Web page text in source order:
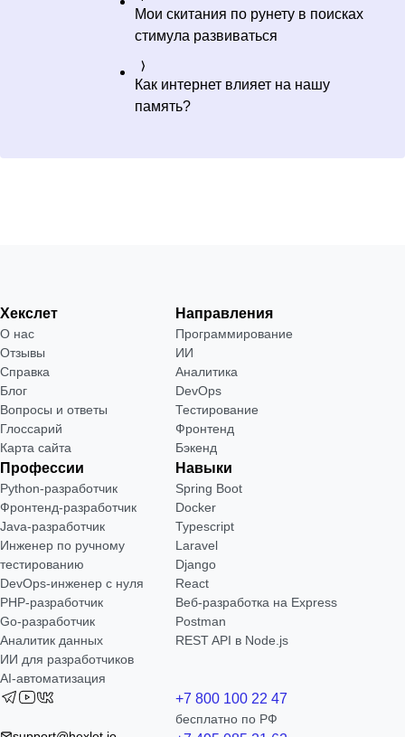
Мои скитания по рунету в поисках
стимула развиваться
Как интернет влияет на нашу
память?
Хекслет
О нас
Отзывы
Справка
Блог
Вопросы и ответы
Глоссарий
Карта сайта
Направления
Программирование
ИИ
Аналитика
DevOps
Тестирование
Фронтенд
Бэкенд
Профессии
Python-разработчик
Фронтенд-разработчик
Java-разработчик
Инженер по ручному
тестированию
DevOps-инженер с нуля
РНР-разработчик
Go-разработчик
Аналитик данных
ИИ для разработчиков
AI-автоматизация
Навыки
Spring Boot
Docker
Typescript
Laravel
Django
React
Веб-разработка на Express
Postman
REST API в Node.js
+7 800 100 22 47
бесплатно по РФ